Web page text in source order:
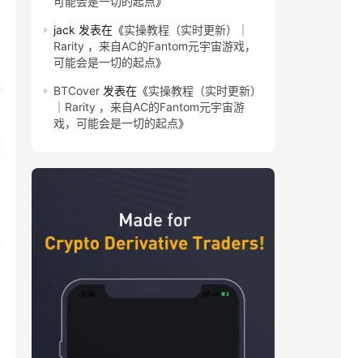
jack 发表在《实操教程（实时更新）｜
Rarity ，来自AC的Fantom元宇宙游戏，
可能会是一切的起点》
BTCover 发表在《实操教程（实时更新）
｜Rarity ，来自AC的Fantom元宇宙游
戏，可能会是一切的起点》